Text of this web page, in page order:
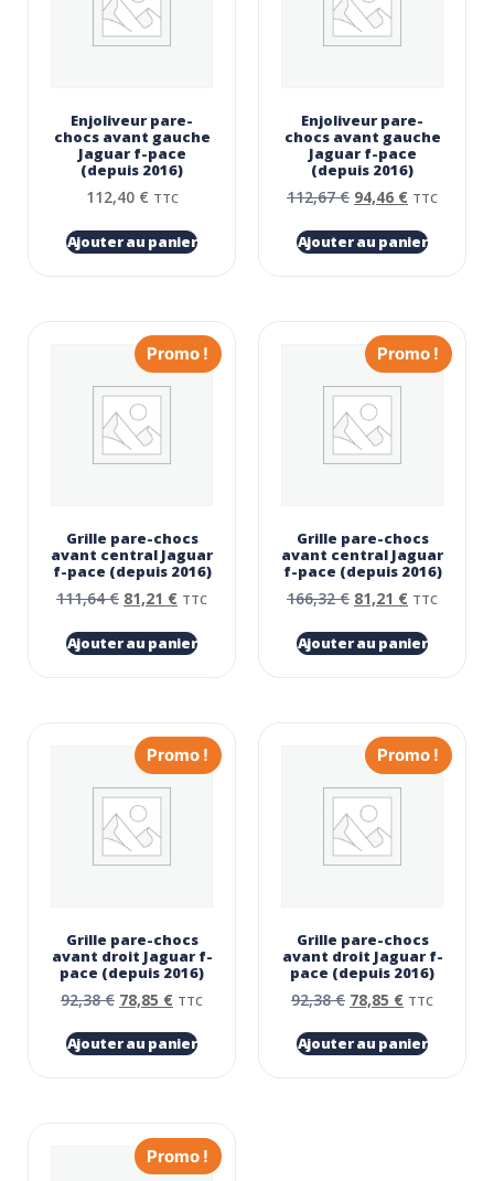
Enjoliveur pare-
chocs avant gauche
Jaguar f-pace
(depuis 2016)
112,40 € TTC
Ajouter au panier
Enjoliveur pare-
chocs avant gauche
Jaguar f-pace
(depuis 2016)
112,67€ 94,46 € TTC
Ajouter au panier
Promo !
Grille pare-chocs
avant central Jaguar
f-pace (depuis 2016)
111,64€ 81,21 € TTC
Ajouter au panier
Promo !
Grille pare-chocs
avant central Jaguar
f-pace (depuis 2016)
166,32€ 81,21 € TTC
Ajouter au panier
Promo !
Grille pare-chocs
avant droit Jaguar f-
pace (depuis 2016)
92,38€ 78,85 € TTC
Ajouter au panier
Promo !
Grille pare-chocs
avant droit Jaguar f-
pace (depuis 2016)
92,38€ 78,85 € TTC
Ajouter au panier
Promo !